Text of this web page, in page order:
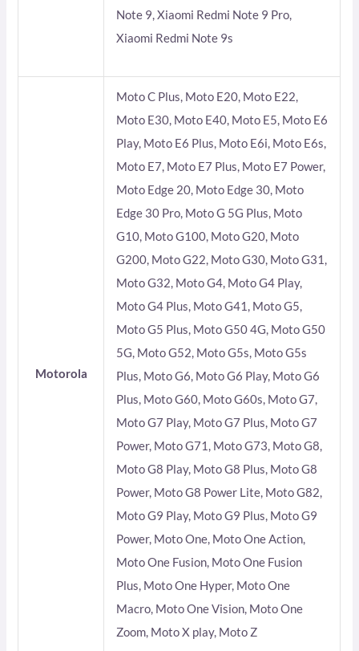
Note 9, Xiaomi Redmi Note 9 Pro,
Xiaomi Redmi Note 9s
Motorola
Moto C Plus, Moto E20, Moto E22,
Moto E30, Moto E40, Moto E5, Moto E6
Play, Moto E6 Plus, Moto E6i, Moto E6s,
Moto E7, Moto E7 Plus, Moto E7 Power,
Moto Edge 20, Moto Edge 30, Moto
Edge 30 Pro, Moto G 5G Plus, Moto
G10, Moto G100, Moto G20, Moto
G200, Moto G22, Moto G30, Moto G31,
Moto G32, Moto G4, Moto G4 Play,
Moto G4 Plus, Moto G41, Moto G5,
Moto G5 Plus, Moto G50 4G, Moto G50
5G, Moto G52, Moto G5s, Moto G5s
Plus, Moto G6, Moto G6 Play, Moto G6
Plus, Moto G60, Moto G60s, Moto G7,
Moto G7 Play, Moto G7 Plus, Moto G7
Power, Moto G71, Moto G73, Moto G8,
Moto G8 Play, Moto G8 Plus, Moto G8
Power, Moto G8 Power Lite, Moto G82,
Moto G9 Play, Moto G9 Plus, Moto G9
Power, Moto One, Moto One Action,
Moto One Fusion, Moto One Fusion
Plus, Moto One Hyper, Moto One
Macro, Moto One Vision, Moto One
Zoom, Moto X play, Moto Z